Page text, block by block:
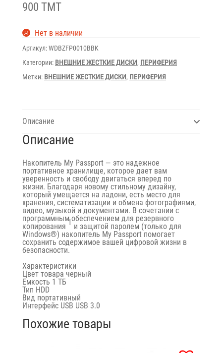
900 TMT
Нет в наличии
Артикул:WDBZFP0010BBK
Категории: ВНЕШНИЕ ЖЕСТКИЕ ДИСКИ, ПЕРИФЕРИЯ
Метки: ВНЕШНИЕ ЖЕСТКИЕ ДИСКИ, ПЕРИФЕРИЯ
Описание
Описание
Накопитель My Passport — это надежное
портативное хранилище, которое дает вам
уверенность и свободу двигаться вперед по
жизни. Благодаря новому стильному дизайну,
который умещается на ладони, есть место для
хранения, систематизации и обмена фотографиями,
видео, музыкой и документами. В сочетании с
программным обеспечением для резервного
копирования 1 и защитой паролем (только для
Windows®) накопитель My Passport помогает
сохранить содержимое вашей цифровой жизни в
безопасности.
Характеристики
Цвет товара черный
Емкость 1 ТБ
Тип HDD
Вид портативный
Интерфейс USB USB 3.0
Похожие товары